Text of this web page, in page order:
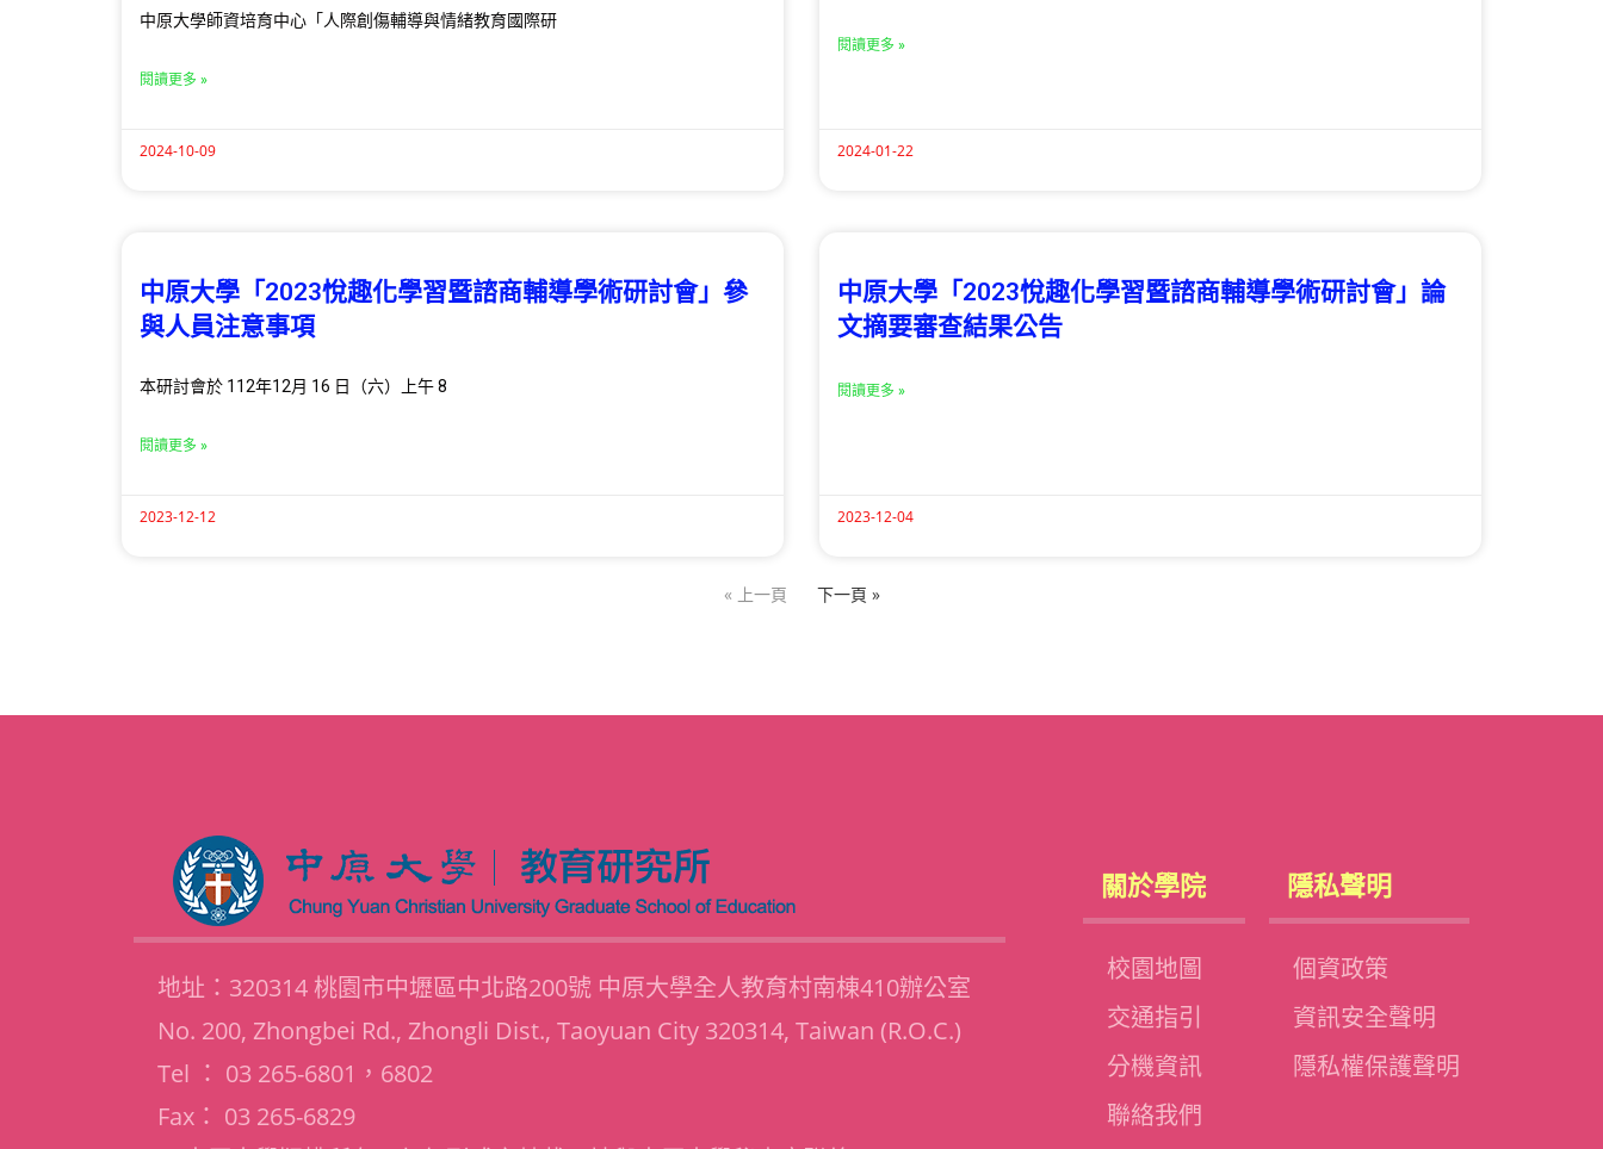
中原大學師資培育中心「人際創傷輔導與情緒教育國際研
閱讀更多 »
2024-10-09
閱讀更多 »
2024-01-22
中原大學「2023悅趣化學習暨諮商輔導學術研討會」參
與人員注意事項
本研討會於 112年12月 16 日（六）上午 8
閱讀更多 »
2023-12-12
中原大學「2023悅趣化學習暨諮商輔導學術研討會」論
文摘要審查結果公告
閱讀更多 »
2023-12-04
« 上一頁 下一頁 »
地址：320314 桃園市中壢區中北路200號 中原大學全人教育村南棟410辦公室
No. 200, Zhongbei Rd., Zhongli Dist., Taoyuan City 320314, Taiwan (R.O.C.)
Tel ： 03 265-6801，6802
Fax： 03 265-6829
關於學院
校園地圖
交通指引
分機資訊
聯絡我們
隱私聲明
個資政策
資訊安全聲明
隱私權保護聲明